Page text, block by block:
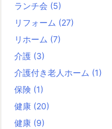
ランチ会 (5)
リフォーム (27)
リホーム (7)
介護 (3)
介護付き老人ホーム (1)
保険 (1)
健康 (20)
健康 (9)